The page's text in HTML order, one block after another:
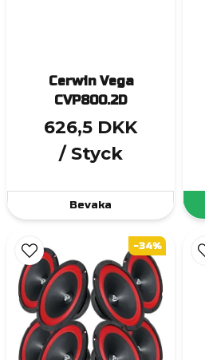
Cerwin Vega
CVP800.2D
626,5 DKK
/ Styck
Bevaka
-34%